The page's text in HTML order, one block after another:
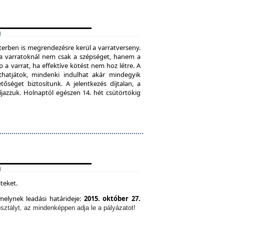
is megrendezésre kerül a varratverseny.
nem csak a szépséget, hanem a
a varrat, ha effektíve kötést nem hoz létre. A
mindenki indulhat akár mindegyik
biztosítunk. A jelentkezés díjtalan, a
Holnaptól egészen 14. hét csütörtökig
leadási határideje: 2015. október 27.
az mindenképpen adja le a pályázatot!